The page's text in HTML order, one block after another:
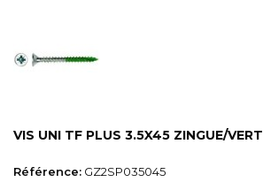
VIS UNI TF PLUS 3.5X45 ZINGUE/VERT
Référence: GZ2SP035045